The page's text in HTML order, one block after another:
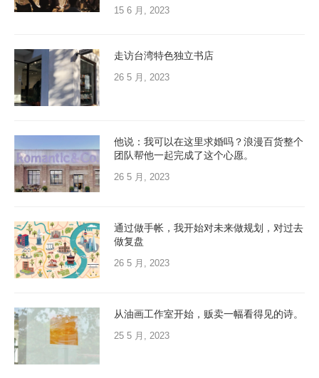
15 6 月, 2023
走访台湾特色独立书店
26 5 月, 2023
他说：我可以在这里求婚吗？浪漫百货整个
团队帮他一起完成了这个心愿。
26 5 月, 2023
通过做手帐，我开始对未来做规划，对过去
做复盘
26 5 月, 2023
从油画工作室开始，贩卖一幅看得见的诗。
25 5 月, 2023